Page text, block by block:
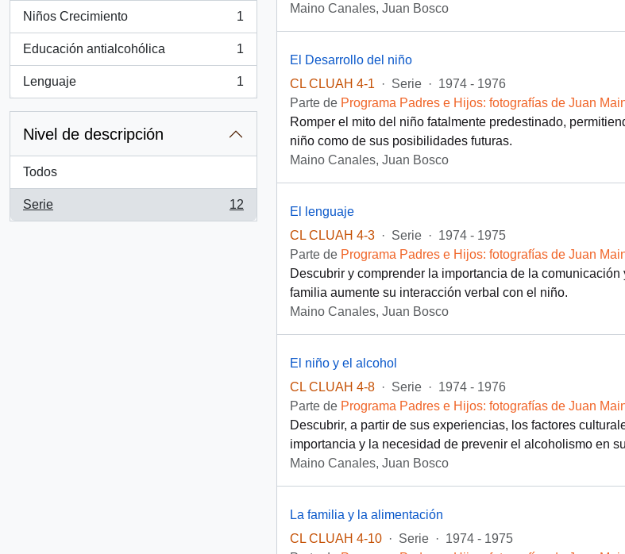
Niños Crecimiento
, 1 resultados
1
Educación antialcohólica
, 1 resultados
1
Lenguaje
, 1 resultados
1
Nivel de descripción
Todos
Serie
, 12 resultados
12
Maino Canales, Juan Bosco
El Desarrollo del niño
CL CLUAH 4-1
· Serie · 1974 - 1976
Parte de Programa Padres e Hijos: fotografías de Juan
Romper el mito del niño fatalmente predestinado,
niño como de sus posibilidades futuras.
Maino Canales, Juan Bosco
El lenguaje
CL CLUAH 4-3 · Serie · 1974 - 1975
Parte de Programa Padres e Hijos: fotografías de Juan
Descubrir y comprender la importancia de la
familia aumente su interacción verbal con el niño.
Maino Canales, Juan Bosco
El niño y el alcohol
CL CLUAH 4-8 · Serie · 1974 - 1976
Parte de Programa Padres e Hijos: fotografías de Juan
Descubrir, a partir de sus experiencias, los factores
importancia y la necesidad de prevenir el alcoholismo en
Maino Canales, Juan Bosco
La familia y la alimentación
CL CLUAH 4-10 · Serie · 1974 - 1975